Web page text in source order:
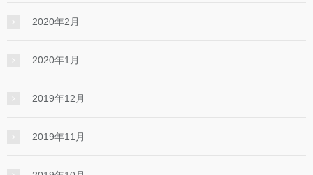
2020年2月
2020年1月
2019年12月
2019年11月